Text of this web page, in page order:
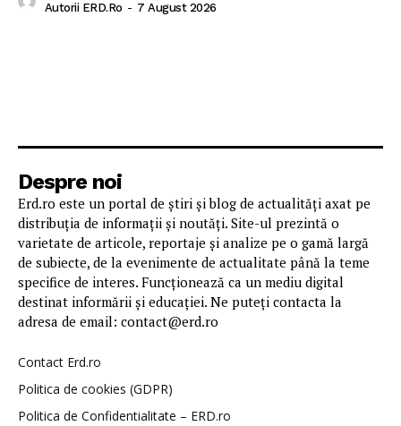
Autorii ERD.ro - 7 August 2026
Despre noi
Erd.ro este un portal de știri și blog de actualități axat pe
distribuția de informații și noutăți. Site-ul prezintă o
varietate de articole, reportaje și analize pe o gamă largă
de subiecte, de la evenimente de actualitate până la teme
specifice de interes. Funcționează ca un mediu digital
destinat informării și educației. Ne puteți contacta la
adresa de email: contact@erd.ro
Contact Erd.ro
Politica de cookies (GDPR)
Politica de Confidentialitate – ERD.ro